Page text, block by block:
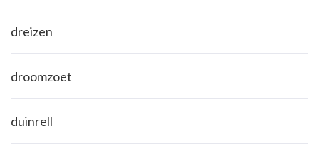
dreizen
droomzoet
duinrell